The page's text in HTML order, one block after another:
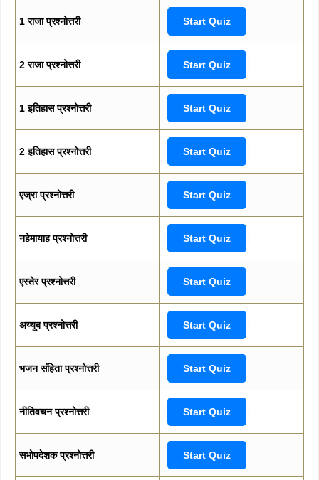
1 राजा प्रश्नोत्तरी Start Quiz
2 राजा प्रश्नोत्तरी Start Quiz
1 इतिहास प्रश्नोत्तरी Start Quiz
2 इतिहास प्रश्नोत्तरी Start Quiz
एज्रा प्रश्नोत्तरी Start Quiz
नहेमायाह प्रश्नोत्तरी Start Quiz
एस्तेर प्रश्नोत्तरी Start Quiz
अय्यूब प्रश्नोत्तरी Start Quiz
भजन संहिता प्रश्नोत्तरी Start Quiz
नीतिवचन प्रश्नोत्तरी Start Quiz
सभोपदेशक प्रश्नोत्तरी Start Quiz